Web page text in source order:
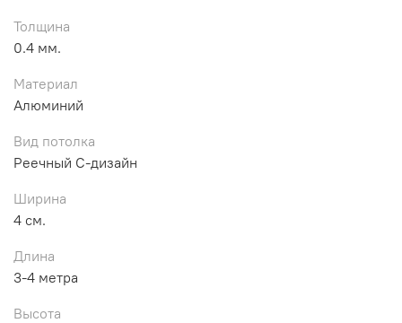
Толщина
0.4 мм.
Материал
Алюминий
Вид потолка
Реечный С-дизайн
Ширина
4 см.
Длина
3-4 метра
Высота